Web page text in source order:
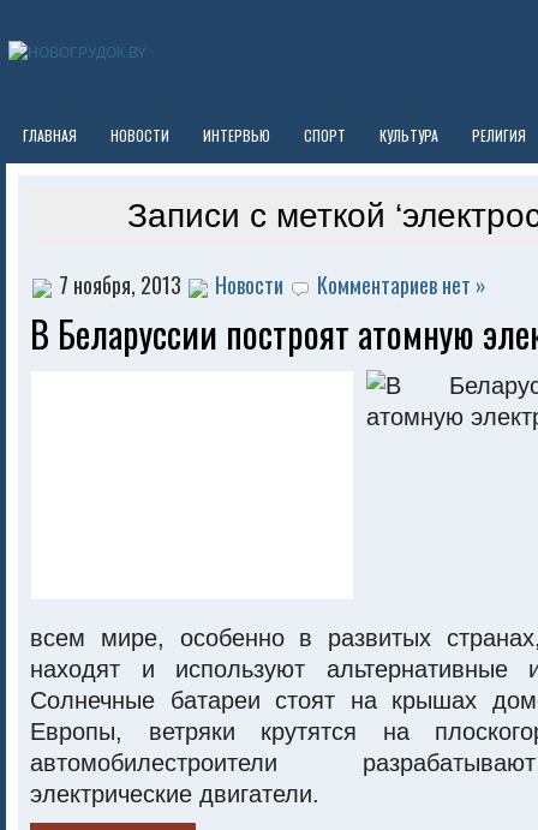
ГЛАВНАЯ НОВОСТИ ИНТЕРВЬЮ СПОРТ КУЛЬТУРА РЕЛИГИЯ
Записи с меткой
7 ноября, 2013 Новости Комментариев нет »
В Беларуссии построят атомную
всем мире, особенно в развитых
находят и используют альтернативные
Солнечные батареи стоят на крышах
Европы, ветряки крутятся на
автомобилестроители
электрические двигатели.